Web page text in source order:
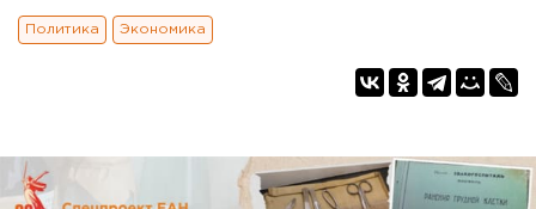
Политика Экономика